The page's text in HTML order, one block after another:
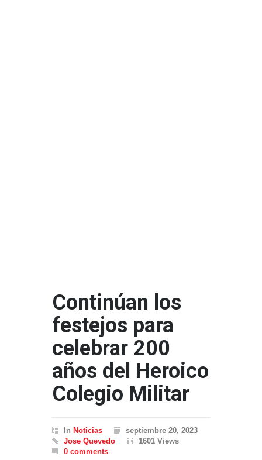
Continúan los
festejos para
celebrar 200
años del Heroico
Colegio Militar
In Noticias
septiembre 20, 2023
Jose Quevedo
1601 Views
0 comments